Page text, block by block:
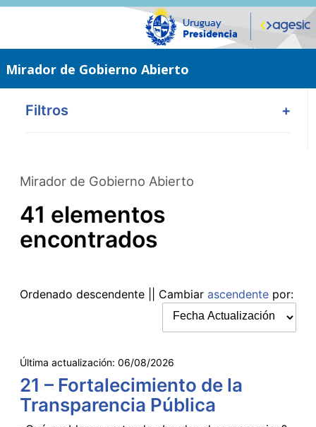
Saltar
Mirador de Gobierno Abierto
Filtros +
Mirador de Gobierno Abierto
41 elementos
encontrados
Ordenado descendente || Cambiar ascendente por:
Última actualización: 06/08/2026
21 – Fortalecimiento de la
Transparencia Pública